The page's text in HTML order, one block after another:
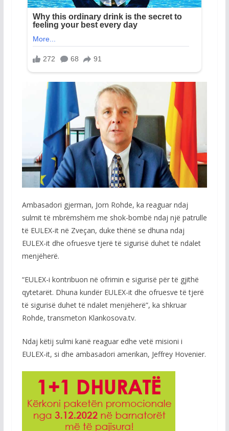
Ambasadori gjerman, Jorn Rohde, ka reaguar ndaj
sulmit të mbrëmshëm me shok-bombë ndaj një patrulle
të EULEX-it në Zveçan, duke thënë se dhuna ndaj
EULEX-it dhe ofruesve tjerë të sigurisë duhet të ndalet
menjëherë.
“EULEX-i kontribuon në ofrimin e sigurisë për të gjithë
qytetarët. Dhuna kundër EULEX-it dhe ofruesve të tjerë
të sigurisë duhet të ndalet menjëherë”, ka shkruar
Rohde, transmeton Klankosova.tv.
Ndaj këtij sulmi kanë reaguar edhe vetë misioni i
EULEX-it, si dhe ambasadori amerikan, Jeffrey Hovenier.